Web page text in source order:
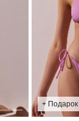
+ Подарок